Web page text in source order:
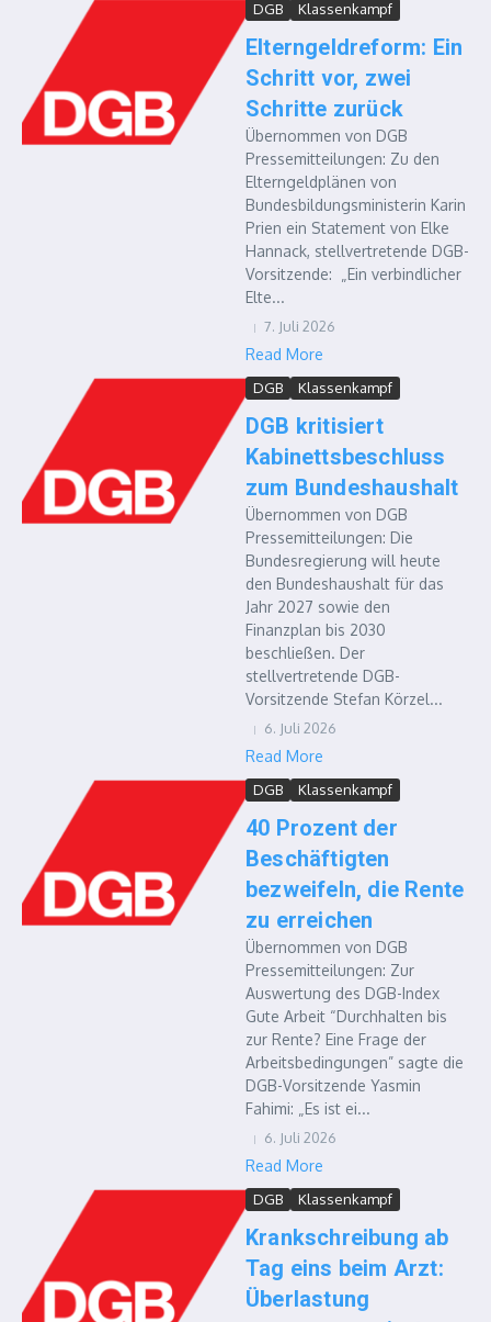
DGB Klassenkampf
Elterngeldreform: Ein
Schritt vor, zwei
Schritte zurück
Übernommen von DGB
Pressemitteilungen: Zu den
Elterngeldplänen von
Bundesbildungsministerin Karin
Prien ein Statement von Elke
Hannack, stellvertretende DGB-
Vorsitzende: „Ein verbindlicher
Elte...
7. Juli 2026
Read More
DGB Klassenkampf
DGB kritisiert
Kabinettsbeschluss
zum Bundeshaushalt
Übernommen von DGB
Pressemitteilungen: Die
Bundesregierung will heute
den Bundeshaushalt für das
Jahr 2027 sowie den
Finanzplan bis 2030
beschließen. Der
stellvertretende DGB-
Vorsitzende Stefan Körzel...
6. Juli 2026
Read More
DGB Klassenkampf
40 Prozent der
Beschäftigten
bezweifeln, die Rente
zu erreichen
Übernommen von DGB
Pressemitteilungen: Zur
Auswertung des DGB-Index
Gute Arbeit “Durchhalten bis
zur Rente? Eine Frage der
Arbeitsbedingungen” sagte die
DGB-Vorsitzende Yasmin
Fahimi: „Es ist ei...
6. Juli 2026
Read More
DGB Klassenkampf
Krankschreibung ab
Tag eins beim Arzt:
Überlastung